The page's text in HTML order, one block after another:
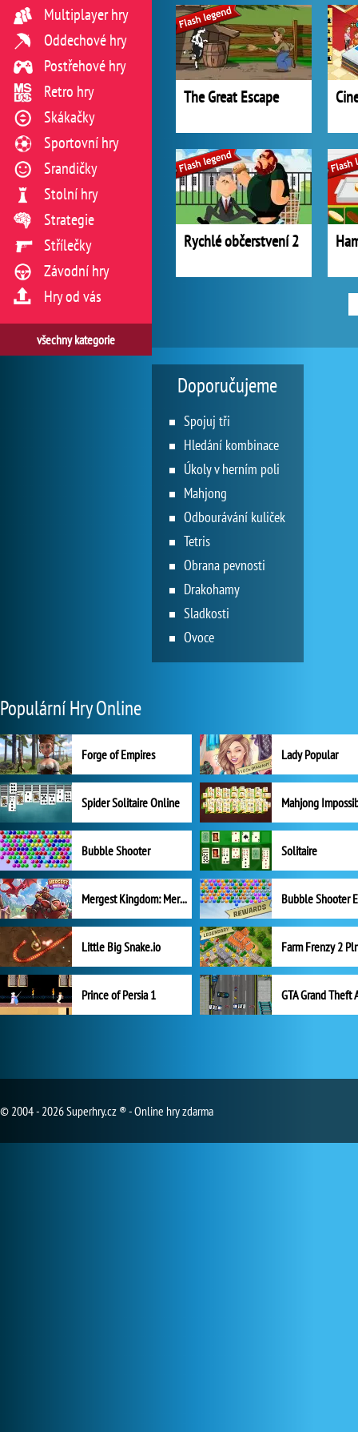
The Great Escape
Rychlé občerstvení 2
Multiplayer hry
Oddechové hry
Postřehové hry
Retro hry
Skákačky
Sportovní hry
Srandičky
Stolní hry
Strategie
Střílečky
Závodní hry
Hry od vás
všechny kategorie
Doporučujeme
Spojuj tři
Hledání kombinace
Úkoly v herním poli
Mahjong
Odbourávání kuliček
Tetris
Obrana pevnosti
Drakohamy
Sladkosti
Ovoce
Populární Hry Online
Forge of Empires Lady Popular
Spider Solitaire Online Mahjong
Bubble Shooter Solitaire
Mergest Kingdom: Merge Puzzle
Little Big Snake.io
Prince of Persia 1 GTA Grand Theft
© 2004 - 2026 Superhry.cz ® - Online hry zdarma